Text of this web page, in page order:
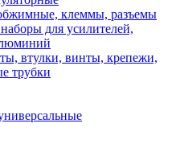
клеммы, разъемы
для усилителей,
втулки, винты, крепежи,
трубки